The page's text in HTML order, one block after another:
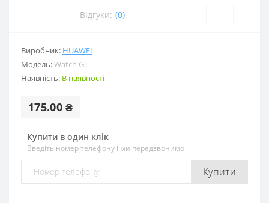
Відгуки: (0)
Виробник: HUAWEI
Модель:Watch GT
Наявність: В наявності
175.00 ₴
Купити в один клік
Введіть номер телефону і ми передзвонимо
Купити